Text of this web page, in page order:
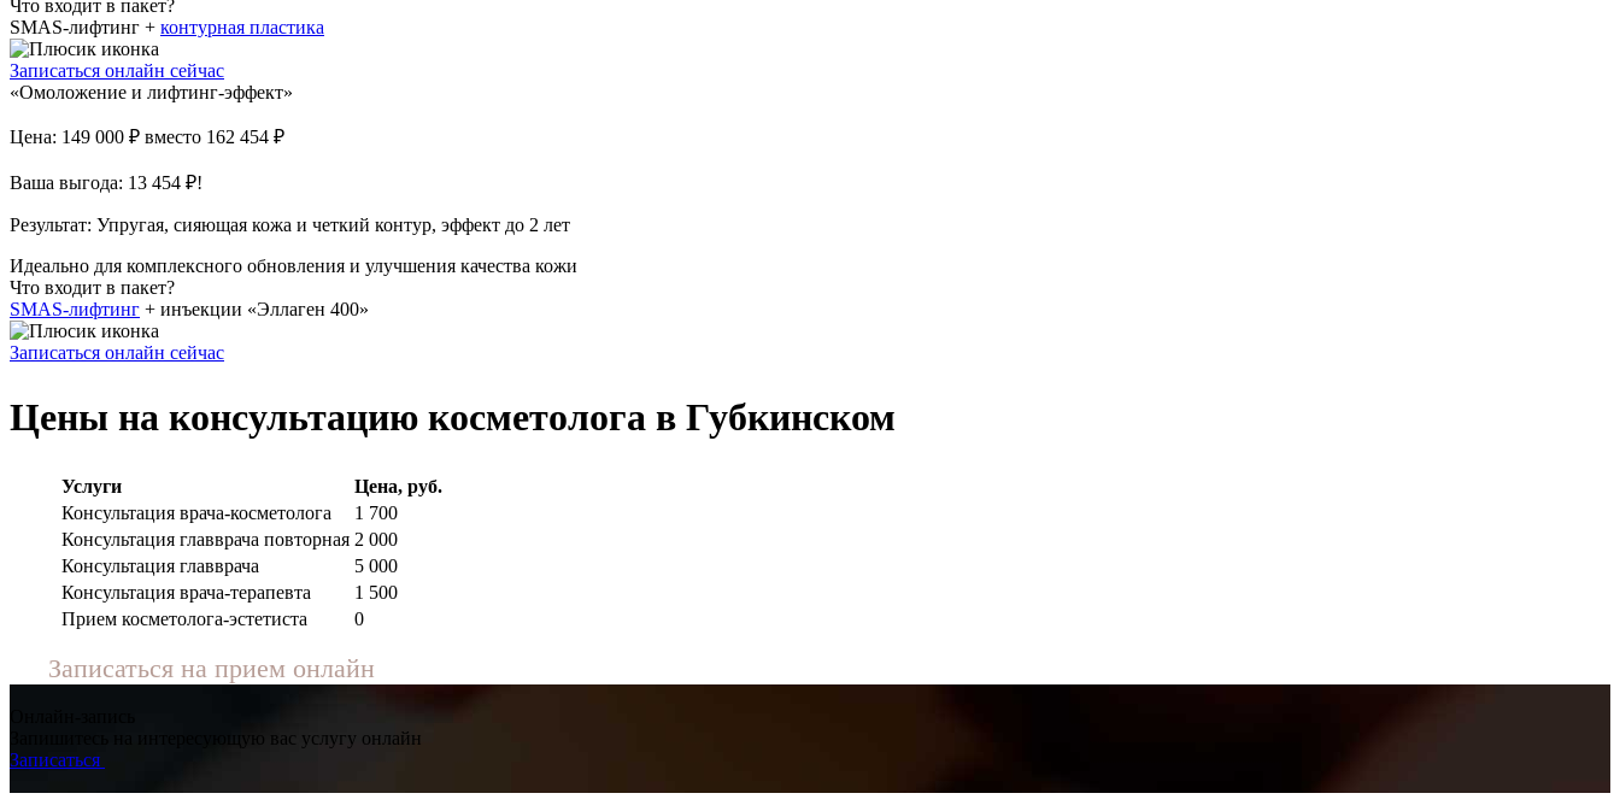
Что входит в пакет?
SMAS-лифтинг + контурная пластика
Записаться онлайн сейчас
«Омоложение и лифтинг-эффект»
Цена: 149 000 ₽ вместо 162 454 ₽
Ваша выгода: 13 454 ₽!
Результат: Упругая, сияющая кожа и четкий контур, эффект до 2 лет
Идеально для комплексного обновления и улучшения качества кожи
Что входит в пакет?
SMAS-лифтинг + инъекции «Эллаген 400»
Записаться онлайн сейчас
Цены на консультацию косметолога в Губкинском
Услуги
Цена, руб.
Консультация врача-косметолога
1 700
Консультация главврача повторная 2 000
Консультация главврача
5 000
Консультация врача-терапевта
1 500
Прием косметолога-эстетиста
0
Записаться на прием онлайн
Запишитесь на интересующую вас услугу онлайн
Записаться